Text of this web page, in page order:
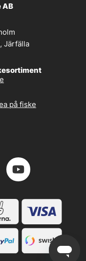
AB
Järfälla
på fiske